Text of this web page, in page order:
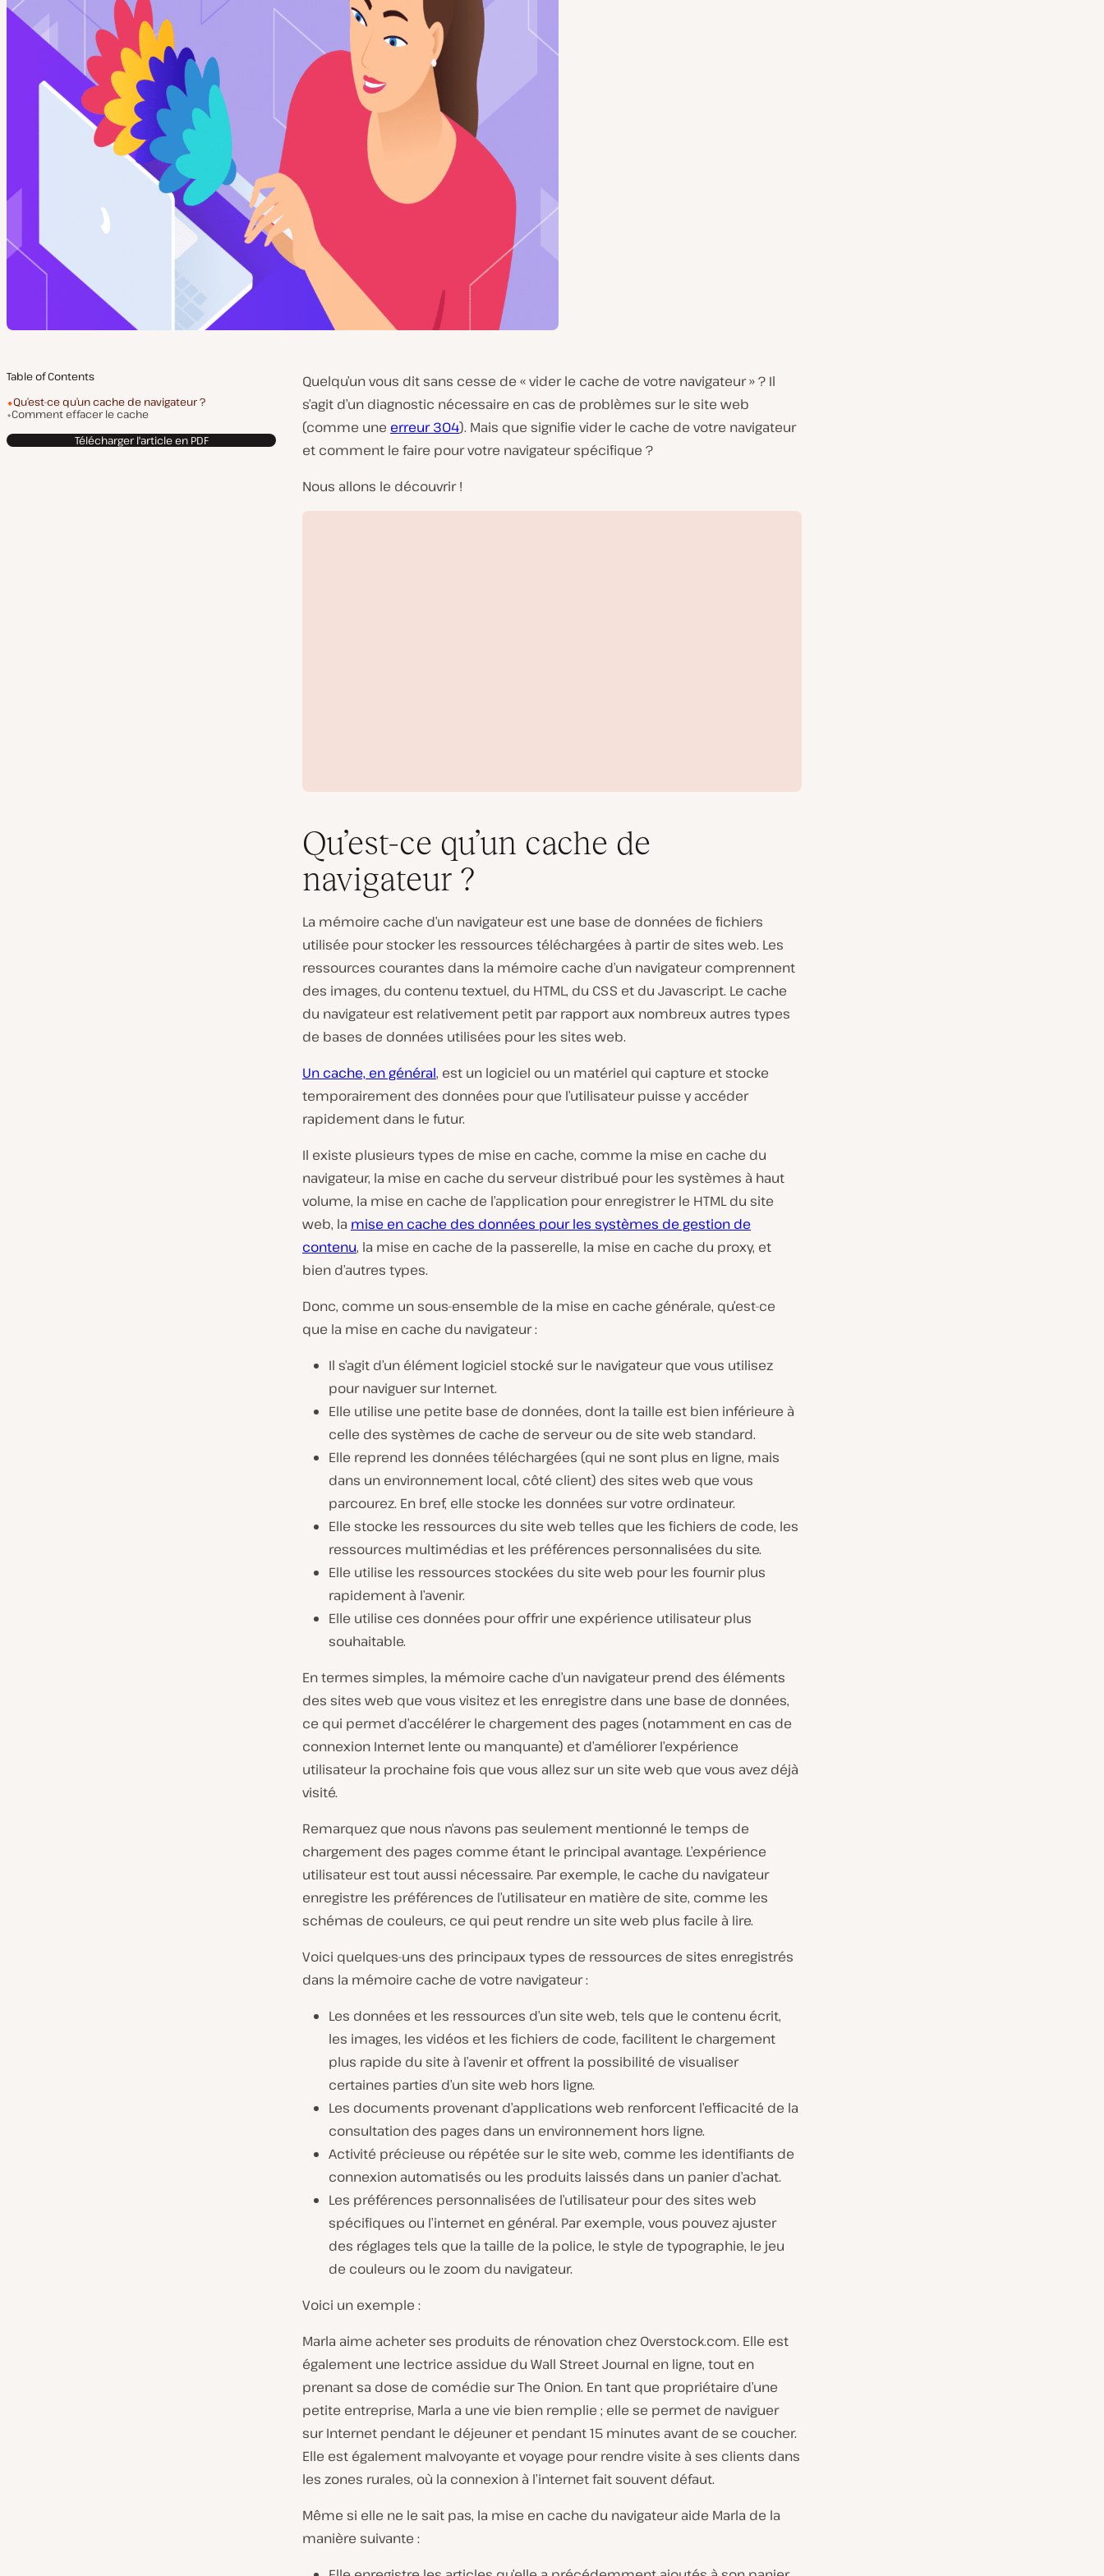
Table of Contents
Qu’est-ce qu’un cache de navigateur ?
Comment effacer le cache
Télécharger l'article en PDF
Quelqu’un vous dit sans cesse de « vider le cache de votre navigateur » ? Il
s’agit d’un diagnostic nécessaire en cas de problèmes sur le site web
(comme une erreur 304). Mais que signifie vider le cache de votre navigateur
et comment le faire pour votre navigateur spécifique ?
Nous allons le découvrir !
L
i
r
e
l
a
i
é
Qu’est-ce qu’un cache de
navigateur ?
La mémoire cache d’un navigateur est une base de données de fichiers
utilisée pour stocker les ressources téléchargées à partir de sites web. Les
ressources courantes dans la mémoire cache d’un navigateur comprennent
des images, du contenu textuel, du HTML, du CSS et du Javascript. Le cache
du navigateur est relativement petit par rapport aux nombreux autres types
de bases de données utilisées pour les sites web.
Un cache, en général, est un logiciel ou un matériel qui capture et stocke
temporairement des données pour que l’utilisateur puisse y accéder
rapidement dans le futur.
Il existe plusieurs types de mise en cache, comme la mise en cache du
navigateur, la mise en cache du serveur distribué pour les systèmes à haut
volume, la mise en cache de l’application pour enregistrer le HTML du site
web, la mise en cache des données pour les systèmes de gestion de
contenu, la mise en cache de la passerelle, la mise en cache du proxy, et
bien d’autres types.
Donc, comme un sous-ensemble de la mise en cache générale, qu’est-ce
que la mise en cache du navigateur :
Il s’agit d’un élément logiciel stocké sur le navigateur que vous utilisez
pour naviguer sur Internet.
Elle utilise une petite base de données, dont la taille est bien inférieure à
celle des systèmes de cache de serveur ou de site web standard.
Elle reprend les données téléchargées (qui ne sont plus en ligne, mais
dans un environnement local, côté client) des sites web que vous
parcourez. En bref, elle stocke les données sur votre ordinateur.
Elle stocke les ressources du site web telles que les fichiers de code, les
ressources multimédias et les préférences personnalisées du site.
Elle utilise les ressources stockées du site web pour les fournir plus
rapidement à l’avenir.
Elle utilise ces données pour offrir une expérience utilisateur plus
souhaitable.
En termes simples, la mémoire cache d’un navigateur prend des éléments
des sites web que vous visitez et les enregistre dans une base de données,
ce qui permet d’accélérer le chargement des pages (notamment en cas de
connexion Internet lente ou manquante) et d’améliorer l’expérience
utilisateur la prochaine fois que vous allez sur un site web que vous avez déjà
visité.
Remarquez que nous n’avons pas seulement mentionné le temps de
chargement des pages comme étant le principal avantage. L’expérience
utilisateur est tout aussi nécessaire. Par exemple, le cache du navigateur
enregistre les préférences de l’utilisateur en matière de site, comme les
schémas de couleurs, ce qui peut rendre un site web plus facile à lire.
Voici quelques-uns des principaux types de ressources de sites enregistrés
dans la mémoire cache de votre navigateur :
Les données et les ressources d’un site web, tels que le contenu écrit,
les images, les vidéos et les fichiers de code, facilitent le chargement
plus rapide du site à l’avenir et offrent la possibilité de visualiser
certaines parties d’un site web hors ligne.
Les documents provenant d’applications web renforcent l’efficacité de la
consultation des pages dans un environnement hors ligne.
Activité précieuse ou répétée sur le site web, comme les identifiants de
connexion automatisés ou les produits laissés dans un panier d’achat.
Les préférences personnalisées de l’utilisateur pour des sites web
spécifiques ou l’internet en général. Par exemple, vous pouvez ajuster
des réglages tels que la taille de la police, le style de typographie, le jeu
de couleurs ou le zoom du navigateur.
Voici un exemple :
Marla aime acheter ses produits de rénovation chez Overstock.com. Elle est
également une lectrice assidue du Wall Street Journal en ligne, tout en
prenant sa dose de comédie sur The Onion. En tant que propriétaire d’une
petite entreprise, Marla a une vie bien remplie ; elle se permet de naviguer
sur Internet pendant le déjeuner et pendant 15 minutes avant de se coucher.
Elle est également malvoyante et voyage pour rendre visite à ses clients dans
les zones rurales, où la connexion à l’internet fait souvent défaut.
Même si elle ne le sait pas, la mise en cache du navigateur aide Marla de la
manière suivante :